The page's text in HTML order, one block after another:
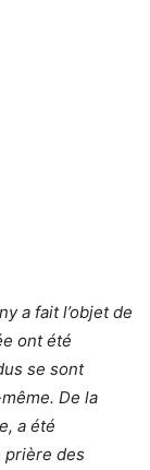
a fait l’objet de
ont été
se sont
De la
a été
prière des